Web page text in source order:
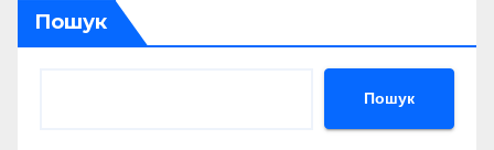
Пошук
Пошук